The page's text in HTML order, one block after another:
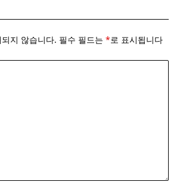
지 않습니다. 필수 필드는 *로 표시됩니다